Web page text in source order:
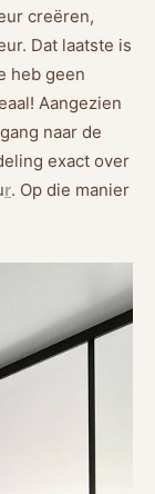
creëren,
Dat laatste is
heb geen
Aangezien
naar de
exact over
r. Op die manier